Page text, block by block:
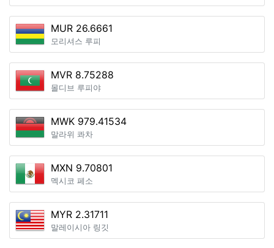
MUR 26.6661
모리셔스 루피
MVR 8.75288
몰디브 루피야
MWK 979.41534
말라위 콰차
MXN 9.70801
멕시코 페소
MYR 2.31711
말레이시아 링깃